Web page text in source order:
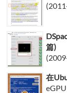
篇)
在
eGPU